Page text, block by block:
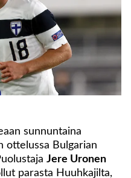
sunnuntaina
ottelussa Bulgarian
Jere Uronen
parasta Huuhkajilta,